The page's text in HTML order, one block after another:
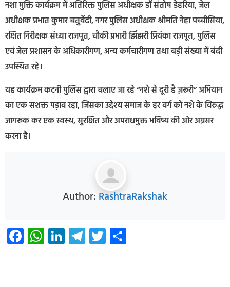
नशा मुक्ति कार्यक्रम में अतिरिक्त पुलिस अधीक्षक डॉ संतोष डेहरिया, जेल
अधीक्षक प्रभात कुमार चतुर्वेदी, नगर पुलिस अधीक्षक श्रीमति नेहा पच्चीसिया,
रक्षित निरीक्षक संध्या राजपूत, चौकी प्रभारी झिंझरी प्रियंका राजपूत, पुलिस
एवं जेल प्रशासन के अधिकारीगण, अन्य कर्मचारीगण तथा बड़ी संख्या में बंदी
उपस्थित रहे।
यह कार्यक्रम कटनी पुलिस द्वारा चलाए जा रहे “नशे से दूरी है ज़रूरी” अभियान
का एक सशक्त पड़ाव रहा, जिसका उद्देश्य समाज के हर वर्ग को नशे के विरुद्ध
जागरूक कर एक स्वस्थ, सुरक्षित और अपराधमुक्त भविष्य की ओर अग्रसर
करना है।
Author: RashtraRakshak
Facebook
WhatsApp
LinkedIn
Telegram
Twitter